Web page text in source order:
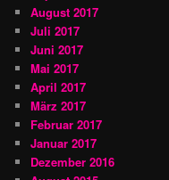
August 2017
Juli 2017
Juni 2017
Mai 2017
April 2017
März 2017
Februar 2017
Januar 2017
Dezember 2016